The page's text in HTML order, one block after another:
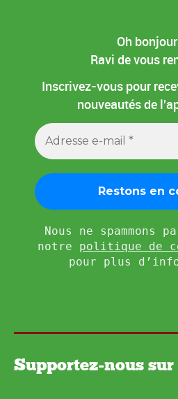
Oh bonjour
Ravi de vous
Inscrivez-vous pour
nouveautés de
Nous ne spammons
notre politique de
pour plus
Supportez-nous